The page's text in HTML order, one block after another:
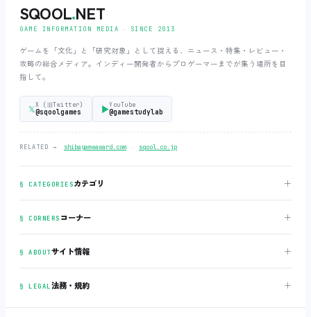
SQOOL.NET
GAME INFORMATION MEDIA ‧ SINCE 2013
ゲームを「文化」と「研究対象」として捉える、ニュース・特集・レビュー・
攻略の総合メディア。インディー開発者からプロゲーマーまでが集う場所を目
指して。
𝕏 X (旧Twitter)
@sqoolgames ▶YouTube
@gamestudylab
RELATED → shibagameaward.com ‧ sqool.co.jp
§ CATEGORIESカテゴリ ＋
§ CORNERS コーナー ＋
§ ABOUTサイト情報 ＋
§ LEGAL法務・規約 ＋